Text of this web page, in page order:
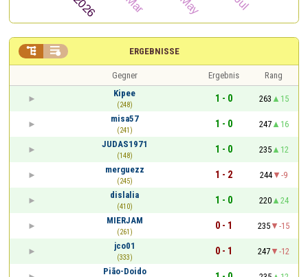
ERGEBNISSE
 
Gegner Ergebnis
Rang
Kipee
(248)
1 - 0 263
15
misa57
(241)
1 - 0 247
16
JUDAS1971
(148)
1 - 0 235
12
merguezz
(245)
1 - 2 244
-9
dislalia
(410)
1 - 0 220
24
MIERJAM
(261)
0 - 1 235
-15
jco01
(333)
0 - 1 247
-12
Pião-Doido